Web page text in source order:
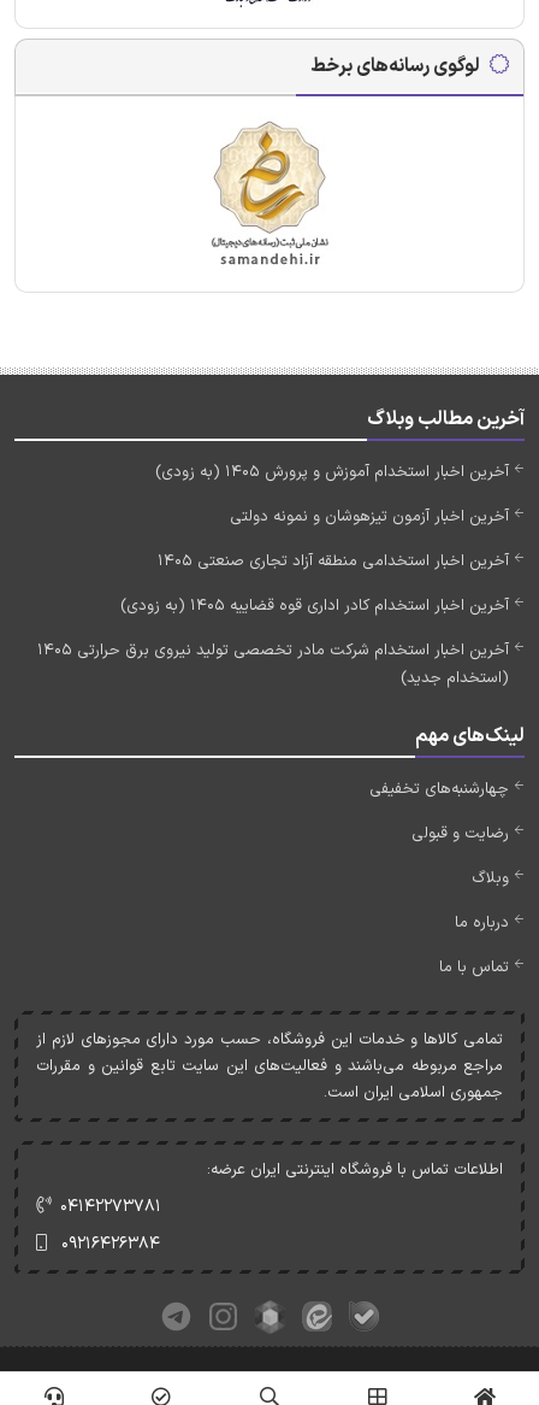
لوگوی رسانه‌های برخط
آخرین مطالب وبلاگ
آخرین اخبار استخدام آموزش و پرورش 1405 (به زودی)
آخرین اخبار آزمون تیزهوشان و نمونه دولتی
آخرین اخبار استخدامی منطقه آزاد تجاری صنعتی 1405
آخرین اخبار استخدام کادر اداری قوه قضاییه 1405 (به زودی)
آخرین اخبار استخدام شرکت مادر تخصصی تولید نیروی برق حرارتی 1405
(استخدام جدید)
لینک‌های مهم
چهارشنبه‌های تخفیفی
رضایت و قبولی
وبلاگ
درباره ما
تماس با ما
تمامی کالاها و خدمات اين فروشگاه، حسب مورد دارای مجوزهای لازم از
مراجع مربوطه می‌باشند و فعاليت‌های اين سايت تابع قوانين و مقررات
جمهوری اسلامی ايران است.
اطلاعات تماس با فروشگاه اینترنتی ایران عرضه:
۰۴۱۴۲۲۷۳۷۸۱
۰۹۲۱۶۴۲۶۳۸۴